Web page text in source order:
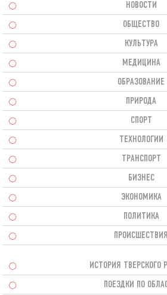
НОВОСТИ
ОБЩЕСТВО
КУЛЬТУРА
МЕДИЦИНА
ОБРАЗОВАНИЕ
ПРИРОДА
СПОРТ
ТЕХНОЛОГИИ
ТРАНСПОРТ
БИЗНЕС
ЭКОНОМИКА
ПОЛИТИКА
ПРОИСШЕСТВИЯ
ИСТОРИЯ ТВЕРСКОГО
ПОЕЗДКИ ПО